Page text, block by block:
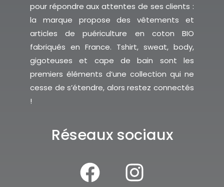
pour répondre aux attentes de ses clients :
la marque propose des vêtements et
articles de puériculture en coton BIO
fabriqués en France. Tshirt, sweat, body,
gigoteuses et cape de bain sont les
premiers éléments d’une collection qui ne
cesse de s’étendre, alors restez connectés
!
Réseaux sociaux